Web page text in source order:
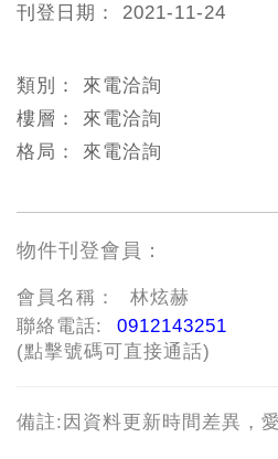
刊登日期： 2021-11-24
類別： 來電洽詢
樓層： 來電洽詢
格局： 來電洽詢
物件刊登會員：
會員名稱：
林炫赫
聯絡電話:
0912143251
(點擊號碼可直接通話)
備註:因資料更新時間差異，